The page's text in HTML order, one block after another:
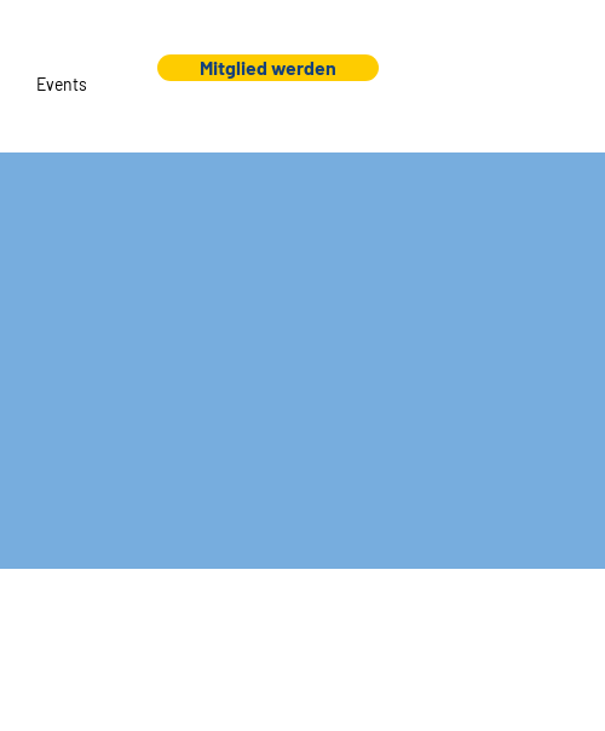
Events
Mitglied werden